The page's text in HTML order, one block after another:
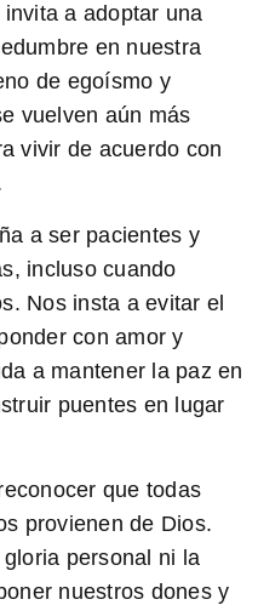
a adoptar una
en nuestra
de egoísmo y
vuelven aún más
vivir de acuerdo con
a ser pacientes y
incluso cuando
Nos insta a evitar el
con amor y
a mantener la paz en
puentes en lugar
que todas
provienen de Dios.
personal ni la
nuestros dones y